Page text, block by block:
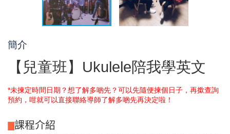
簡介
【兒童班】Ukulele陪我學英文
*未揀定時間日期？想了解多啲先？可以先隨便揀個日子，再撳查詢
預約，咁就可以直接聯絡導師了解多啲先再決定啦！
課程介紹